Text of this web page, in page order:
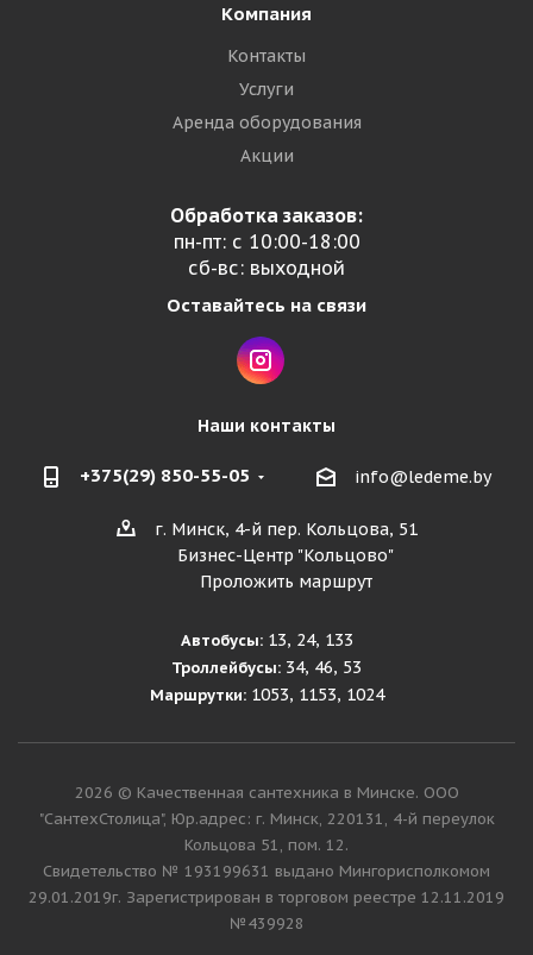
Компания
Контакты
Услуги
Аренда оборудования
Акции
Обработка заказов:
пн-пт: с 10:00-18:00
сб-вс: выходной
Оставайтесь на связи
Наши контакты
+375(29) 850-55-05 info@ledeme.by
г. Минск, 4-й пер. Кольцова, 51
Бизнес-Центр "Кольцово"
Проложить маршрут
Автобусы:13, 24, 133
Троллейбусы: 34, 46, 53
Маршрутки:1053, 1153, 1024
2026 © Качественная сантехника в Минске. ООО
"СантехСтолица", Юр.адрес: г. Минск, 220131, 4-й переулок
Кольцова 51, пом. 12.
Cвидетельство № 193199631 выдано Мингорисполкомом
29.01.2019г. Зарегистрирован в торговом реестре 12.11.2019
№439928